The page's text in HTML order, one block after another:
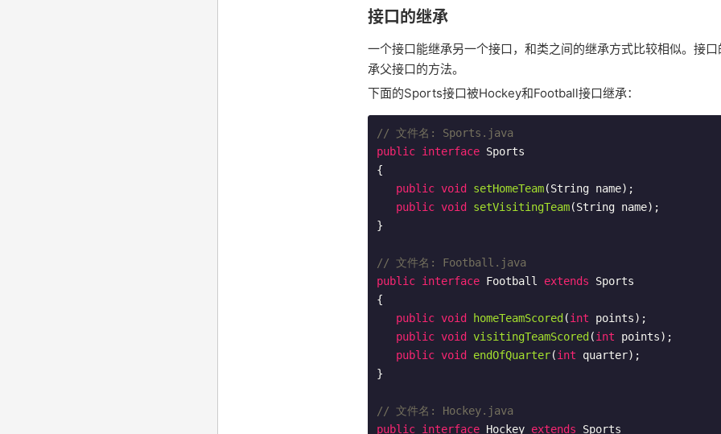
接口的继承
一个接口能继承另一个接口，和类之间的继承方式比较相似。接
承父接口的方法。
下面的Sports接口被Hockey和Football接口继承：
// 文件名: Sports.java
public interface Sports
{
public void setHomeTeam(String name) ;
public void setVisitingTeam(String name) ;
}
// 文件名: Football.java
public interface Football extends
Sports
{
public void homeTeamScored (int points) ;
public void visitingTeamScored (int points) ;
public void endOfQuarter(int quarter) ;
}
// 文件名: Hockey.java
public interface Hockey extends Sports